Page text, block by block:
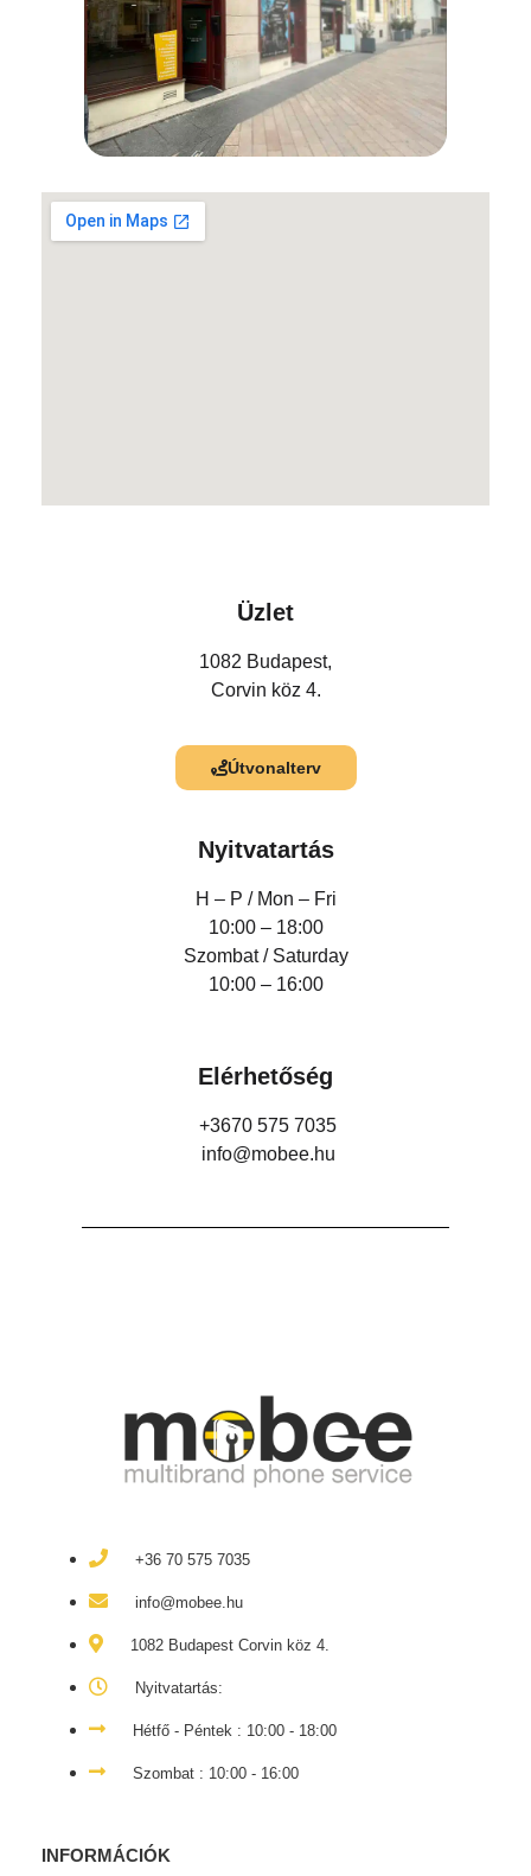
Üzlet
1082 Budapest,
Corvin köz 4.
Útvonalterv
Nyitvatartás
H – P / Mon – Fri
10:00 – 18:00
Szombat / Saturday
10:00 – 16:00
Elérhetőség
+3670 575 7035
info@mobee.hu
+36 70 575 7035
info@mobee.hu
1082 Budapest Corvin köz 4.
Nyitvatartás:
Hétfő - Péntek : 10:00 - 18:00
Szombat : 10:00 - 16:00
INFORMÁCIÓK